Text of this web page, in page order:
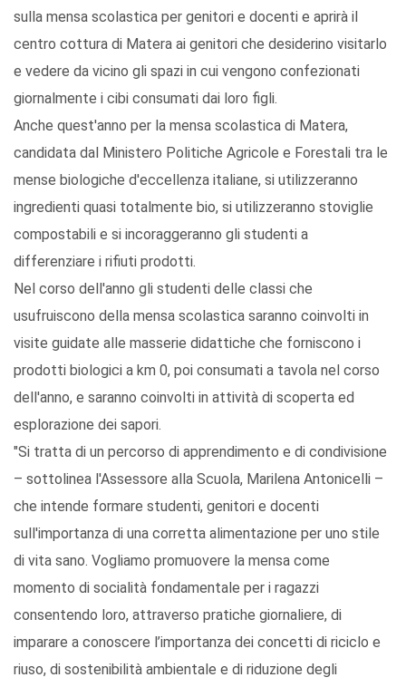
sulla mensa scolastica per genitori e docenti e aprirà il
centro cottura di Matera ai genitori che desiderino visitarlo
e vedere da vicino gli spazi in cui vengono confezionati
giornalmente i cibi consumati dai loro figli.
Anche quest'anno per la mensa scolastica di Matera,
candidata dal Ministero Politiche Agricole e Forestali tra le
mense biologiche d'eccellenza italiane, si utilizzeranno
ingredienti quasi totalmente bio, si utilizzeranno stoviglie
compostabili e si incoraggeranno gli studenti a
differenziare i rifiuti prodotti.
Nel corso dell'anno gli studenti delle classi che
usufruiscono della mensa scolastica saranno coinvolti in
visite guidate alle masserie didattiche che forniscono i
prodotti biologici a km 0, poi consumati a tavola nel corso
dell'anno, e saranno coinvolti in attività di scoperta ed
esplorazione dei sapori.
"Si tratta di un percorso di apprendimento e di condivisione
– sottolinea l'Assessore alla Scuola, Marilena Antonicelli –
che intende formare studenti, genitori e docenti
sull'importanza di una corretta alimentazione per uno stile
di vita sano. Vogliamo promuovere la mensa come
momento di socialità fondamentale per i ragazzi
consentendo loro, attraverso pratiche giornaliere, di
imparare a conoscere l’importanza dei concetti di riciclo e
riuso, di sostenibilità ambientale e di riduzione degli